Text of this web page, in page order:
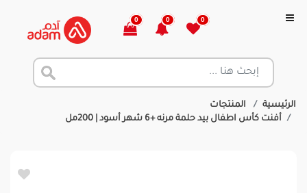
0
0
0
الرئيسية
المنتجات
أفنت كأس اطفال بيد حلمة مرنه +6 شهر أسود | 200مل